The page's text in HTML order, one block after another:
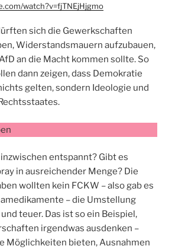
watch?v=fjTNEjHjgmo
sich die Gewerkschaften
Widerstandsmauern aufzubauen,
an die Macht kommen sollte. So
dann zeigen, dass Demokratie
gelten, sondern Ideologie und
entspannt? Gibt es
in ausreichender Menge? Die
wollten kein FCKW – also gab es
– die Umstellung
teuer. Das ist so ein Beispiel,
irgendwas ausdenken –
Möglichkeiten bieten, Ausnahmen